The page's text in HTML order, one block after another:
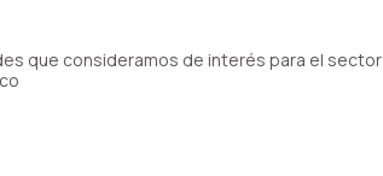
que consideramos de interés para el sector